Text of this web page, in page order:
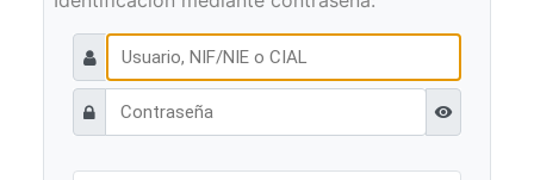
Ver